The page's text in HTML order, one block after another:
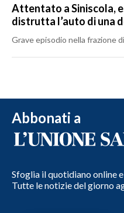
Attentato a Siniscola,
distrutta l’auto di una
Grave episodio nella frazione
Abbonati a
Sfoglia il quotidiano online
Tutte le notizie del giorno